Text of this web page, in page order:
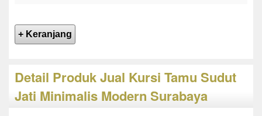
Detail Produk Jual Kursi Tamu Sudut
Jati Minimalis Modern Surabaya